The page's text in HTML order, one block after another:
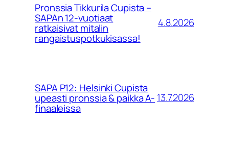
Pronssia Tikkurila Cupista –
SAPAn 12-vuotiaat
ratkaisivat mitalin
rangaistuspotkukisassa!
4.8.2026
SAPA P12: Helsinki Cupista
upeasti pronssia & paikka A-
finaaleissa
13.7.2026